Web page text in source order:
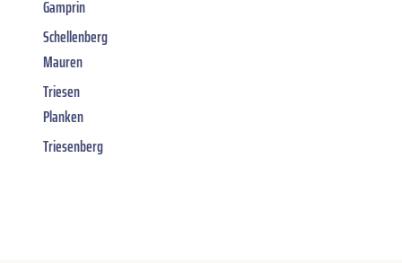
Gamprin
Schellenberg
Mauren
Triesen
Planken
Triesenberg